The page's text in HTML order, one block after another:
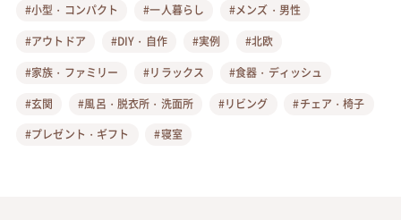
#小型・コンパクト
#一人暮らし
#メンズ・男性
#アウトドア
#DIY・自作 #実例
#北欧
#家族・ファミリー
#リラックス
#食器・ディッシュ
#玄関
#風呂・脱衣所・洗面所 #リビング
#チェア・椅子
#プレゼント・ギフト
#寝室